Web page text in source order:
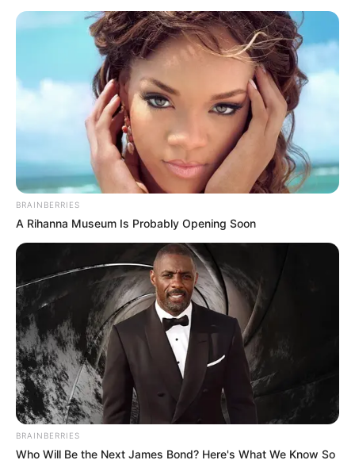
BRAINBERRIES
A Rihanna Museum Is Probably Opening Soon
BRAINBERRIES
Who Will Be the Next James Bond? Here's What We Know So